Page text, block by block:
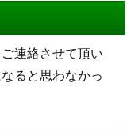
連絡させて頂い
ると思わなかっ